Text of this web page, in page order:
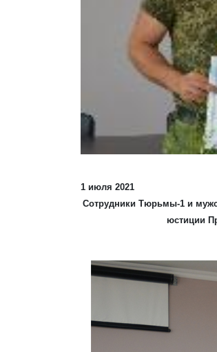
1 июля 2021
Сотрудники Тюрьмы-1 и
юстиции